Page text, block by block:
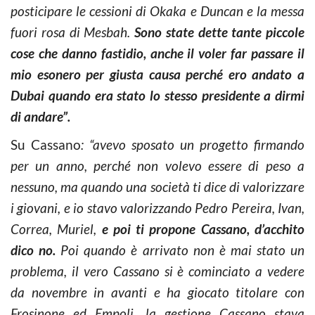
posticipare le cessioni di Okaka e Duncan e la messa
fuori rosa di Mesbah. Sono state dette tante piccole
cose che danno fastidio, anche il voler far passare il
mio esonero per giusta causa perché ero andato a
Dubai quando era stato lo stesso presidente a dirmi
di andare”.
Su Cassano: “avevo sposato un progetto firmando
per un anno, perché non volevo essere di peso a
nessuno, ma quando una società ti dice di valorizzare
i giovani, e io stavo valorizzando Pedro Pereira, Ivan,
Correa, Muriel, e poi ti propone Cassano, d’acchito
dico no. Poi quando è arrivato non è mai stato un
problema, il vero Cassano si è cominciato a vedere
da novembre in avanti e ha giocato titolare con